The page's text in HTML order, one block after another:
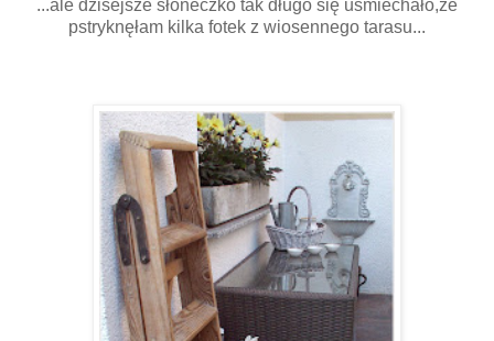
...ale dzisejsze słoneczko tak długo się uśmiechało,że
pstryknęłam kilka fotek z wiosennego tarasu...